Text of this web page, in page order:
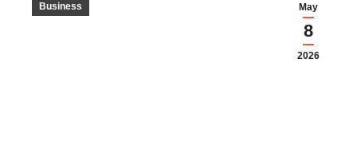
May
8
2026
Business